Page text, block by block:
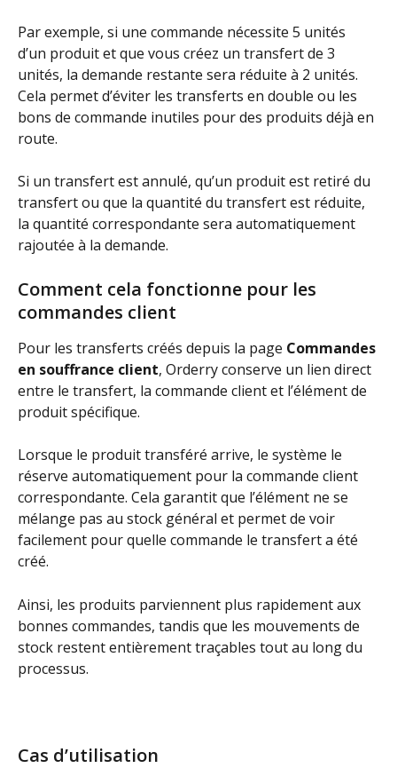
Par exemple, si une commande nécessite 5 unités
d’un produit et que vous créez un transfert de 3
unités, la demande restante sera réduite à 2 unités.
Cela permet d’éviter les transferts en double ou les
bons de commande inutiles pour des produits déjà en
route.
Si un transfert est annulé, qu’un produit est retiré du
transfert ou que la quantité du transfert est réduite,
la quantité correspondante sera automatiquement
rajoutée à la demande.
Comment cela fonctionne pour les
commandes client
Pour les transferts créés depuis la page Commandes
en souffrance client, Orderry conserve un lien direct
entre le transfert, la commande client et l’élément de
produit spécifique.
Lorsque le produit transféré arrive, le système le
réserve automatiquement pour la commande client
correspondante. Cela garantit que l’élément ne se
mélange pas au stock général et permet de voir
facilement pour quelle commande le transfert a été
créé.
Ainsi, les produits parviennent plus rapidement aux
bonnes commandes, tandis que les mouvements de
stock restent entièrement traçables tout au long du
processus.
Cas d’utilisation